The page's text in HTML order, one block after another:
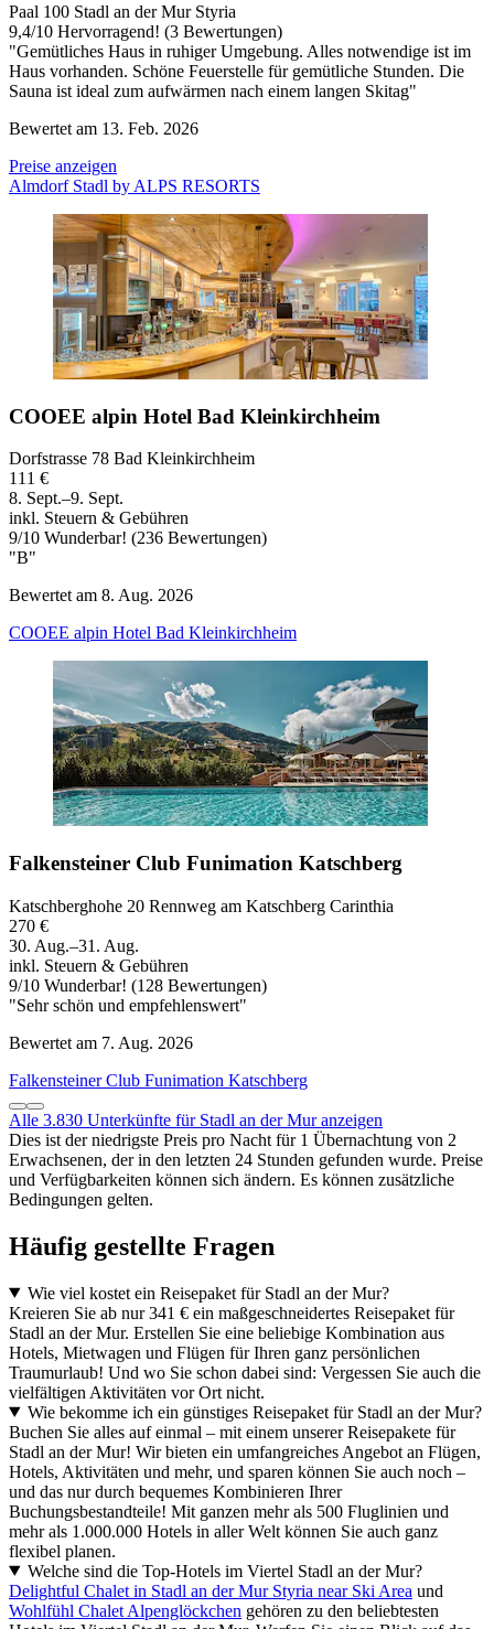
Paal 100 Stadl an der Mur Styria
9,4/10 Hervorragend! (3 Bewertungen)
"Gemütliches Haus in ruhiger Umgebung. Alles notwendige ist im
Haus vorhanden. Schöne Feuerstelle für gemütliche Stunden. Die
Sauna ist ideal zum aufwärmen nach einem langen Skitag"
Bewertet am 13. Feb. 2026
Preise anzeigen
Almdorf Stadl by ALPS RESORTS
COOEE alpin Hotel Bad Kleinkirchheim
Dorfstrasse 78 Bad Kleinkirchheim
111 €
8. Sept.–9. Sept.
inkl. Steuern & Gebühren
9/10 Wunderbar! (236 Bewertungen)
"B"
Bewertet am 8. Aug. 2026
COOEE alpin Hotel Bad Kleinkirchheim
Falkensteiner Club Funimation Katschberg
Katschberghohe 20 Rennweg am Katschberg Carinthia
270 €
30. Aug.–31. Aug.
inkl. Steuern & Gebühren
9/10 Wunderbar! (128 Bewertungen)
"Sehr schön und empfehlenswert"
Bewertet am 7. Aug. 2026
Falkensteiner Club Funimation Katschberg
Alle 3.830 Unterkünfte für Stadl an der Mur anzeigen
Dies ist der niedrigste Preis pro Nacht für 1 Übernachtung von 2
Erwachsenen, der in den letzten 24 Stunden gefunden wurde. Preise
und Verfügbarkeiten können sich ändern. Es können zusätzliche
Bedingungen gelten.
Häufig gestellte Fragen
Wie viel kostet ein Reisepaket für Stadl an der Mur?
Kreieren Sie ab nur 341 € ein maßgeschneidertes Reisepaket für
Stadl an der Mur. Erstellen Sie eine beliebige Kombination aus
Hotels, Mietwagen und Flügen für Ihren ganz persönlichen
Traumurlaub! Und wo Sie schon dabei sind: Vergessen Sie auch die
vielfältigen Aktivitäten vor Ort nicht.
Wie bekomme ich ein günstiges Reisepaket für Stadl an der Mur?
Buchen Sie alles auf einmal – mit einem unserer Reisepakete für
Stadl an der Mur! Wir bieten ein umfangreiches Angebot an Flügen,
Hotels, Aktivitäten und mehr, und sparen können Sie auch noch –
und das nur durch bequemes Kombinieren Ihrer
Buchungsbestandteile! Mit ganzen mehr als 500 Fluglinien und
mehr als 1.000.000 Hotels in aller Welt können Sie auch ganz
flexibel planen.
Welche sind die Top-Hotels im Viertel Stadl an der Mur?
Delightful Chalet in Stadl an der Mur Styria near Ski Area und
Wohlfühl Chalet Alpenglöckchen gehören zu den beliebtesten